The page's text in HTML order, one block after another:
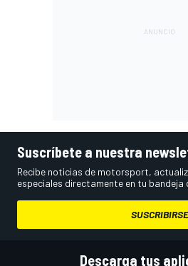
Suscríbete a nuestra
Recibe noticias de motorsport,
especiales directamente en tu bandeja
SUSCRIBIRSE
Descarga tus